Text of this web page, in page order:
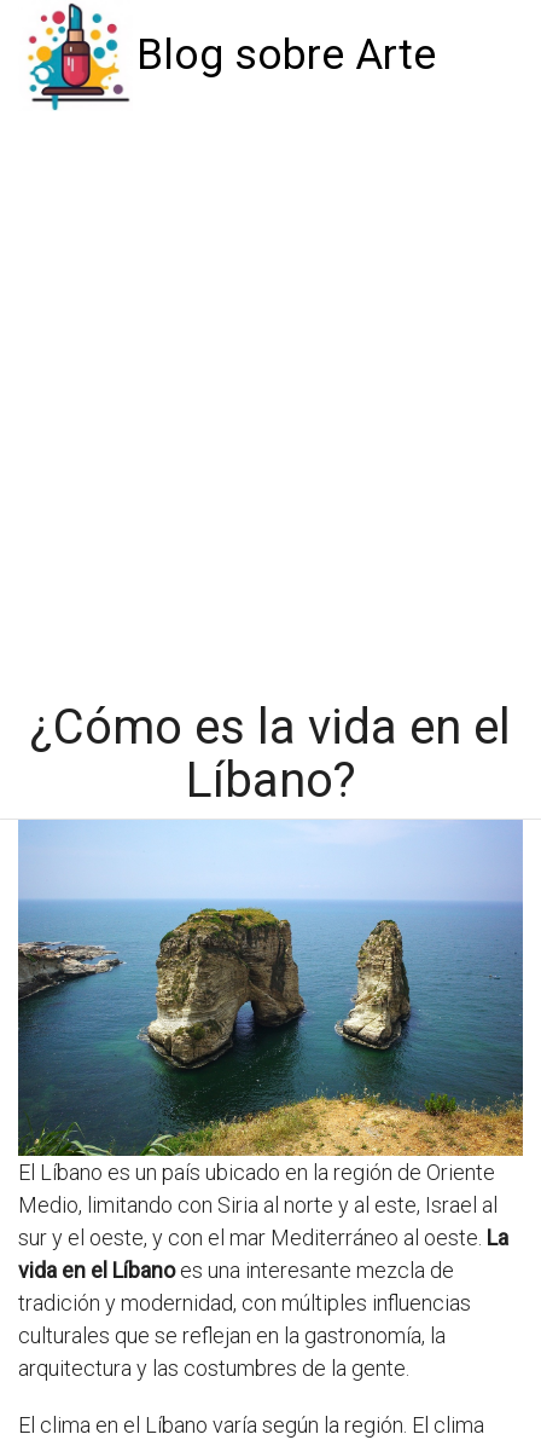
Blog sobre Arte
¿Cómo es la vida en el
Líbano?
El Líbano es un país ubicado en la región de Oriente
Medio, limitando con Siria al norte y al este, Israel al
sur y el oeste, y con el mar Mediterráneo al oeste. La
vida en el Líbanoes una interesante mezcla de
tradición y modernidad, con múltiples influencias
culturales que se reflejan en la gastronomía, la
arquitectura y las costumbres de la gente.
El clima en el Líbano varía según la región. El clima